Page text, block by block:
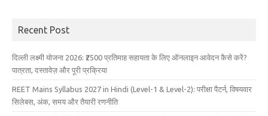
Recent Post
दिल्ली लक्ष्मी योजना 2026: ₹2500 प्रतिमाह सहायता के लिए ऑनलाइन आवेदन कैसे करें?
पात्रता, दस्तावेज़ और पूरी प्रक्रिया
REET Mains Syllabus 2027 in Hindi (Level-1 & Level-2): परीक्षा पैटर्न, विषयवार
सिलेबस, अंक, समय और तैयारी रणनीति